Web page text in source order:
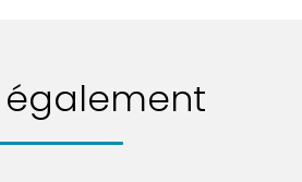
également